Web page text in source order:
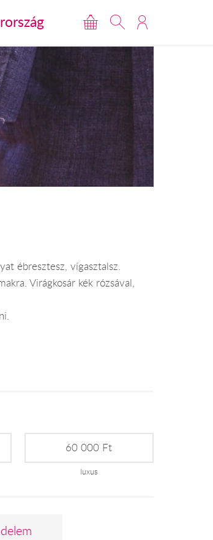
ébresztesz, vígasztalsz.
Virágkosár kék rózsával,
60 000 Ft
luxus